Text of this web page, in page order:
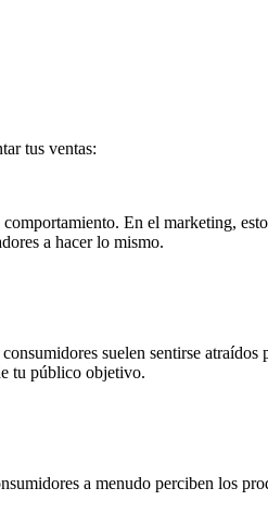
tus ventas:
En el marketing,
a hacer lo mismo.
suelen sentirse
tu público objetivo.
a menudo perciben los